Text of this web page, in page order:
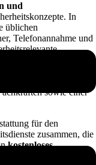
und
In
üblichen
Telefonannahme und
von
sowie einer
für den
zusammen, die
kostenloses